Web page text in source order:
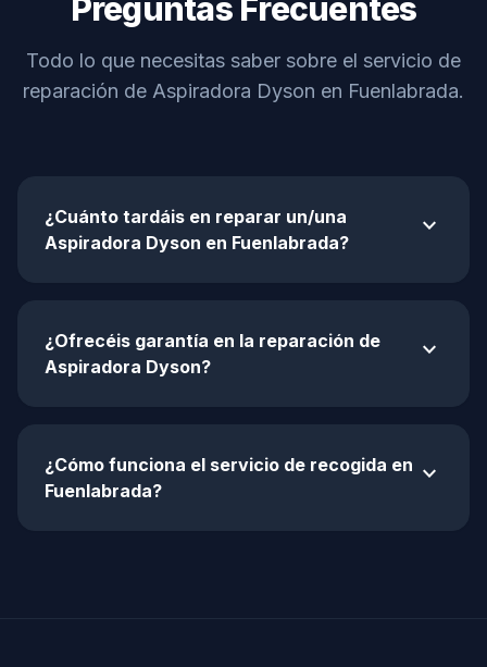
Preguntas Frecuentes
Todo lo que necesitas saber sobre el servicio de
reparación de Aspiradora Dyson en Fuenlabrada.
¿Cuánto tardáis en reparar un/una
Aspiradora Dyson en Fuenlabrada?
expand_more
¿Ofrecéis garantía en la reparación de
Aspiradora Dyson?
expand_more
¿Cómo funciona el servicio de recogida en
Fuenlabrada?
expand_more